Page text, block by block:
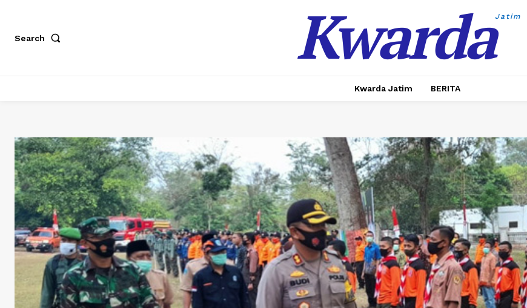
Search KwardaJatim
Kwarda Jatim BERITA